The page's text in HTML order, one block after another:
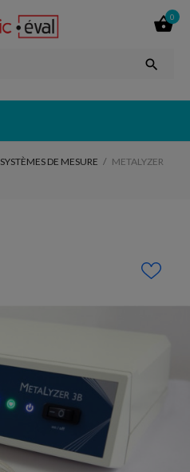

0

SYSTÈMES DE MESURE
METALYZER